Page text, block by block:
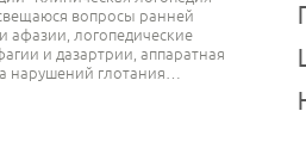
вопросы ранней
афазии, логопедические
и дазартрии, аппаратная
нарушений глотания…